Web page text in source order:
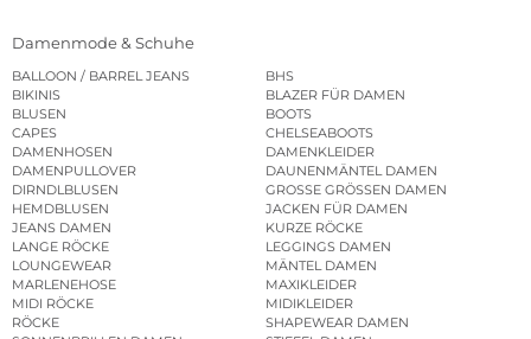
Damenmode & Schuhe
BALLOON / BARREL JEANS
BHS
BIKINIS
BLAZER FÜR DAMEN
BLUSEN
BOOTS
CAPES
CHELSEABOOTS
DAMENHOSEN
DAMENKLEIDER
DAMENPULLOVER
DAUNENMÄNTEL DAMEN
DIRNDLBLUSEN
GROSSE GRÖSSEN DAMEN
HEMDBLUSEN
JACKEN FÜR DAMEN
JEANS DAMEN
KURZE RÖCKE
LANGE RÖCKE
LEGGINGS DAMEN
LOUNGEWEAR
MÄNTEL DAMEN
MARLENEHOSE
MAXIKLEIDER
MIDI RÖCKE
MIDIKLEIDER
RÖCKE
SHAPEWEAR DAMEN